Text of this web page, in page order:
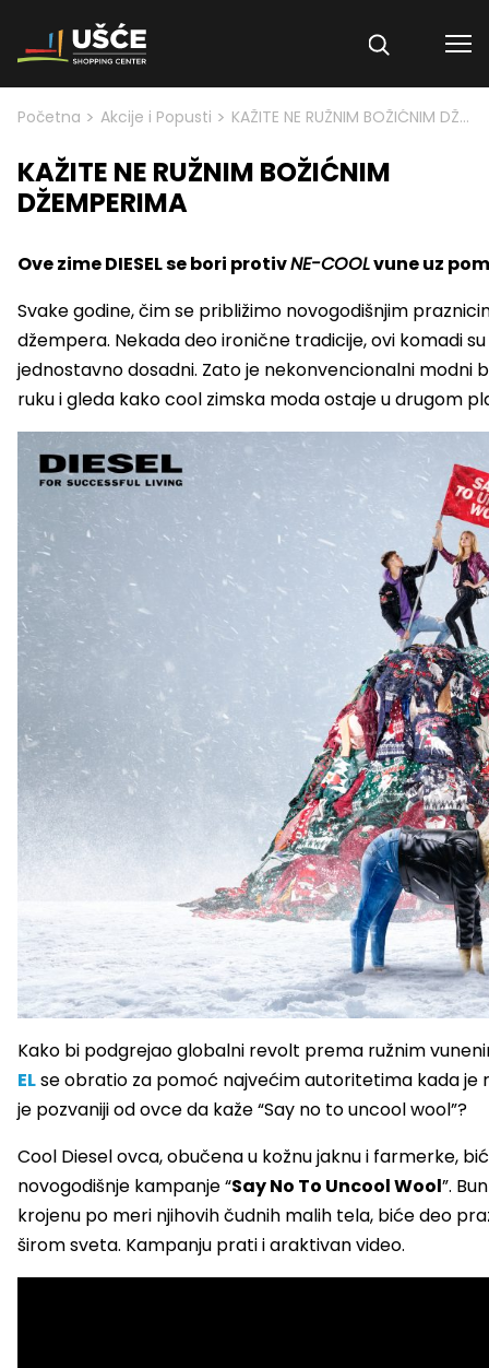
Skip to content
Početna > Akcije i Popusti > KAŽITE NE RUŽNIM BOŽIĆNIM DŽEMPERIMA
KAŽITE NE RUŽNIM BOŽIĆNIM
DŽEMPERIMA
Ove zime DIESEL se bori protivNE-COOLvune uz
Svake godine, čim se približimo novogodišnjim
džempera. Nekada deo ironične tradicije, ovi komadi
jednostavno dosadni. Zato je nekonvencionalni modni
ruku i gleda kako cool zimska moda ostaje u drugom
Kako bi podgrejao globalni revolt prema ružnim
ELse obratio za pomoć najvećim autoritetima kada je
je pozvaniji od ovce da kaže “Say no to uncool wool”?
Cool Diesel ovca, obučena u kožnu jaknu i farmerke,
novogodišnje kampanje “Say No To Uncool Wool”.
krojenu po meri njihovih čudnih malih tela, biće deo
širom sveta. Kampanju prati i araktivan video.